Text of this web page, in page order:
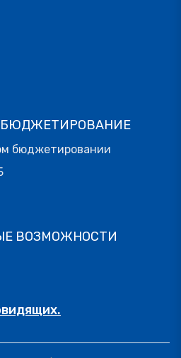
бюджетировании
ВОЗМОЖНОСТИ